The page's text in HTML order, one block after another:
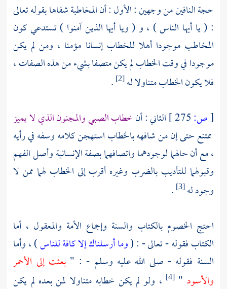
حجة النافين من وجهين : الأول : أن المخاطبة شفاها بقوله تعالى
: ( يا أيها الناس ) ، و ( ويا أيها الذين آمنوا ) تستدعي كون
المخاطب موجودا أهلا للخطاب إنسانا مؤمنا ، ومن لم يكن
موجودا في وقت الخطاب لم يكن متصفا بشيء من هذه الصفات ،
فلا يكون الخطاب متناولا له[2]
.
[ص: الثاني : أنخطاب الصبي والمجنون الذي لا يميز
ممتنع حتى إن من شافهه بالخطاب استهجن كلامه وسفه في رأيه
، مع أن حالهما لوجودهما واتصافهما بصفة الإنسانية وأصل الفهم
وقبولهما للتأديب بالضرب وغيره أقرب إلى الخطاب لهما ممن لا
وجود له[3]
.
احتج الخصوم بالكتاب والسنة وإجماع الأمة والمعقول ، أما
الكتاب فقوله - تعالى - : (وما أرسلناك إلا كافة للناس) ، وأما
السنة فقوله - صلى الله عليه وسلم - : " بعثت إلى الأحمر
والأسود "
[4] ، ولو لم يكن خطابه متناولا لمن بعده لم يكن